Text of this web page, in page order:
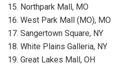
15. Northpark Mall, MO
16. West Park Mall (MO), MO
17. Sangertown Square, NY
18. White Plains Galleria, NY
19. Great Lakes Mall, OH